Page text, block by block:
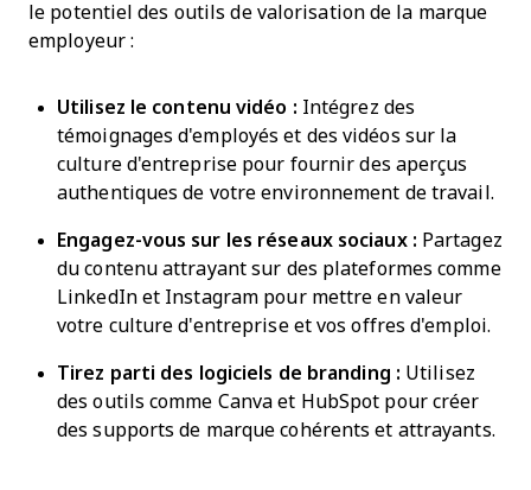
le potentiel des outils de valorisation de la marque
employeur :
Utilisez le contenu vidéo : Intégrez des
témoignages d'employés et des vidéos sur la
culture d'entreprise pour fournir des aperçus
authentiques de votre environnement de travail.
Engagez-vous sur les réseaux sociaux : Partagez
du contenu attrayant sur des plateformes comme
LinkedIn et Instagram pour mettre en valeur
votre culture d'entreprise et vos offres d'emploi.
Tirez parti des logiciels de branding : Utilisez
des outils comme Canva et HubSpot pour créer
des supports de marque cohérents et attrayants.